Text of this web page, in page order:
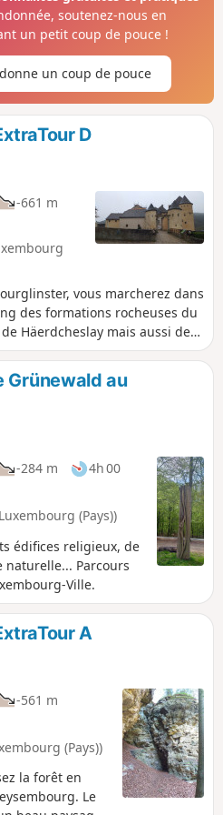
soutenez-nous en
un petit coup de pouce !
donne un coup de pouce
D
-661 m
vous marcherez dans
des formations rocheuses du
Häerdcheslay mais aussi de
et sur des chemins
la forêt privée de 500ha
au public depuis
du Mullerthal au
la capitale.
Grünewald au
-284 m
4h 00
(Pays))
édifices religieux, de
naturelle... Parcours
Ville.
A
-561 m
(Pays))
la forêt en
Le